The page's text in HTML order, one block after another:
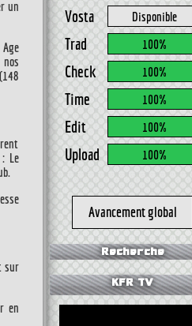
Vosta Disponible
Trad 100%
Check 100%
Time 100%
Edit 100%
Upload 100%
Avancement global
Recherche
KFR TV
un
Age
nos
Le
.
sur
en